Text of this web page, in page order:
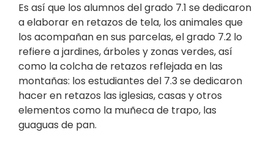
Es así que los alumnos del grado 7.1 se dedicaron
a elaborar en retazos de tela, los animales que
los acompañan en sus parcelas, el grado 7.2 lo
refiere a jardines, árboles y zonas verdes, así
como la colcha de retazos reflejada en las
montañas: los estudiantes del 7.3 se dedicaron
hacer en retazos las iglesias, casas y otros
elementos como la muñeca de trapo, las
guaguas de pan.